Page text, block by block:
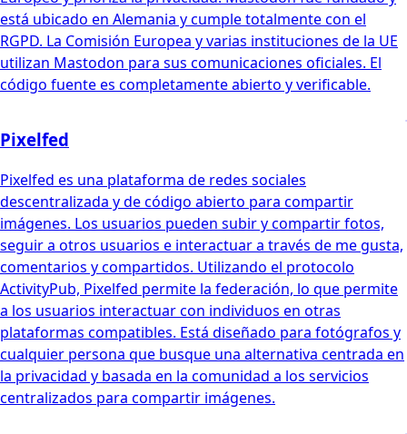
está ubicado en Alemania y cumple totalmente con el
RGPD. La Comisión Europea y varias instituciones de la UE
utilizan Mastodon para sus comunicaciones oficiales. El
código fuente es completamente abierto y verificable.
Pixelfed
Pixelfed es una plataforma de redes sociales
descentralizada y de código abierto para compartir
imágenes. Los usuarios pueden subir y compartir fotos,
seguir a otros usuarios e interactuar a través de me gusta,
comentarios y compartidos. Utilizando el protocolo
ActivityPub, Pixelfed permite la federación, lo que permite
a los usuarios interactuar con individuos en otras
plataformas compatibles. Está diseñado para fotógrafos y
cualquier persona que busque una alternativa centrada en
la privacidad y basada en la comunidad a los servicios
centralizados para compartir imágenes.